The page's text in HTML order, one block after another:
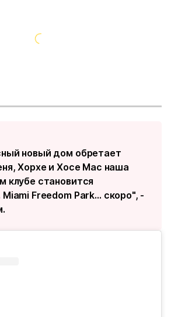
новый дом обретает
Хорхе и Хосе Мас наша
клубе становится
Freedom Park… скоро", -